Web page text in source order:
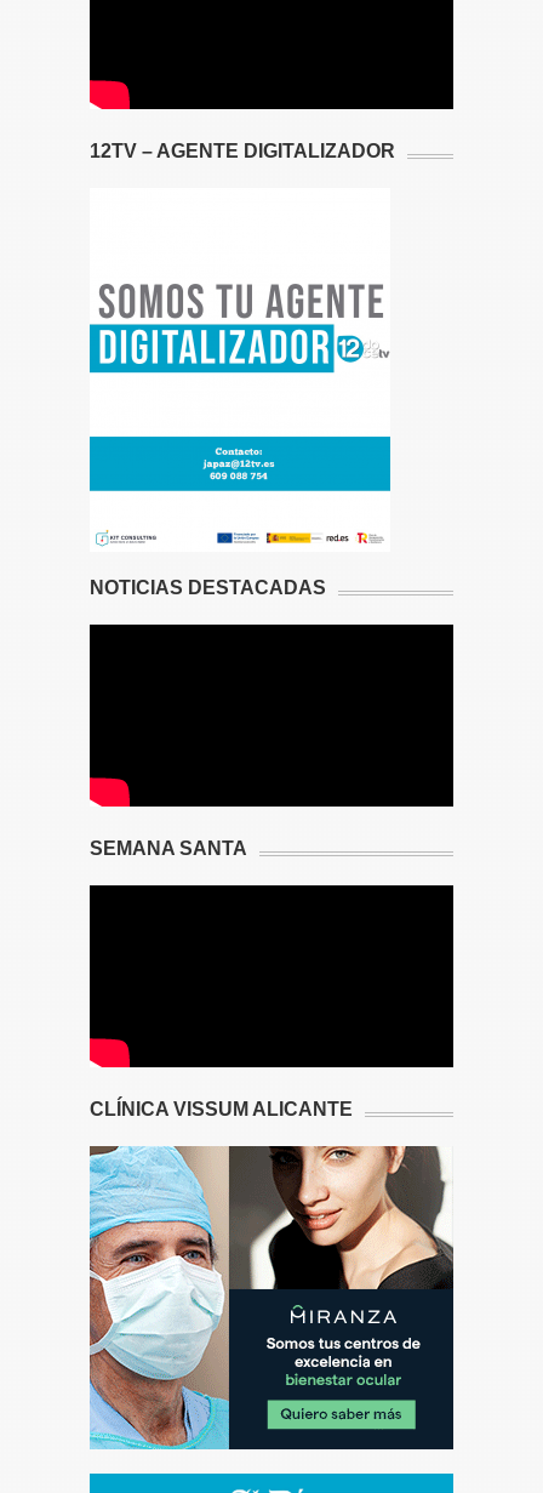
12TV – AGENTE DIGITALIZADOR
NOTICIAS DESTACADAS
SEMANA SANTA
CLÍNICA VISSUM ALICANTE